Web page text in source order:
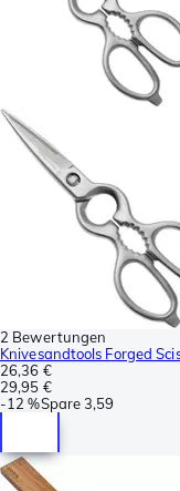
2 Bewertungen
Knivesandtools Forged
26,36 €
29,95 €
-12 %Spare3,59